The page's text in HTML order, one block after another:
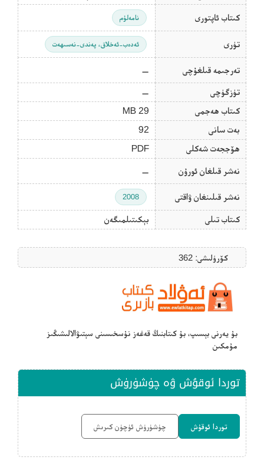
كىتاب ئاپتورى نامەلۇم
تۈرى ئەدەب-ئەخلاق، پەندى-نەسىھەت
تەرجىمە قىلغۇچى —
تۈزگۈچى
—
كىتاب ھەجمى
29 MB
بەت سانى
92
ھۆججەت شەكلى
PDF
نەشر قىلغان ئورۇن —
نەشر قىلىنغان ۋاقتى 2008
كىتاب تىلى بېكىتىلمىگەن
كۆرۈلىشى: 362
بۇ يەرنى بېسىپ، بۇ كىتابنىڭ قەغەز نۇسخىسىنى سېتىۋالالىشىڭىز
مۇمكىن
توردا ئوقۇش ۋە چۈشۈرۈش
توردا ئوقۇش چۈشۈرۈش ئۈچۈن كىرىش